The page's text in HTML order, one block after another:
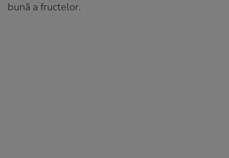
bună a fructelor.